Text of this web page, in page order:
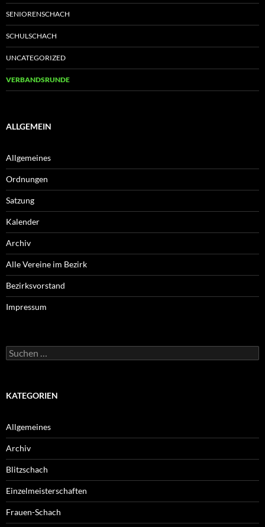
SENIORENSCHACH
SCHULSCHACH
UNCATEGORIZED
VERBANDSRUNDE
ALLGEMEIN
Allgemeines
Ordnungen
Satzung
Kalender
Archiv
Alle Vereine im Bezirk
Bezirksvorstand
Impressum
Suche
nach:
KATEGORIEN
Allgemeines
Archiv
Blitzschach
Einzelmeisterschaften
Frauen-Schach